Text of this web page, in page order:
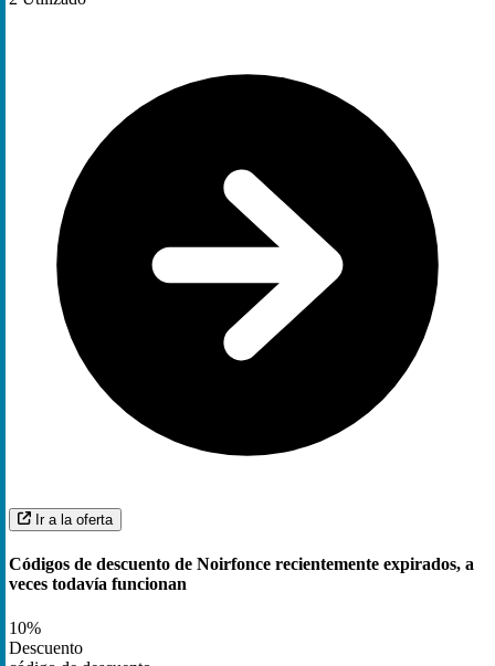
Ir a la oferta
Códigos de descuento de Noirfonce recientemente expirados, a
veces todavía funcionan
10%
Descuento